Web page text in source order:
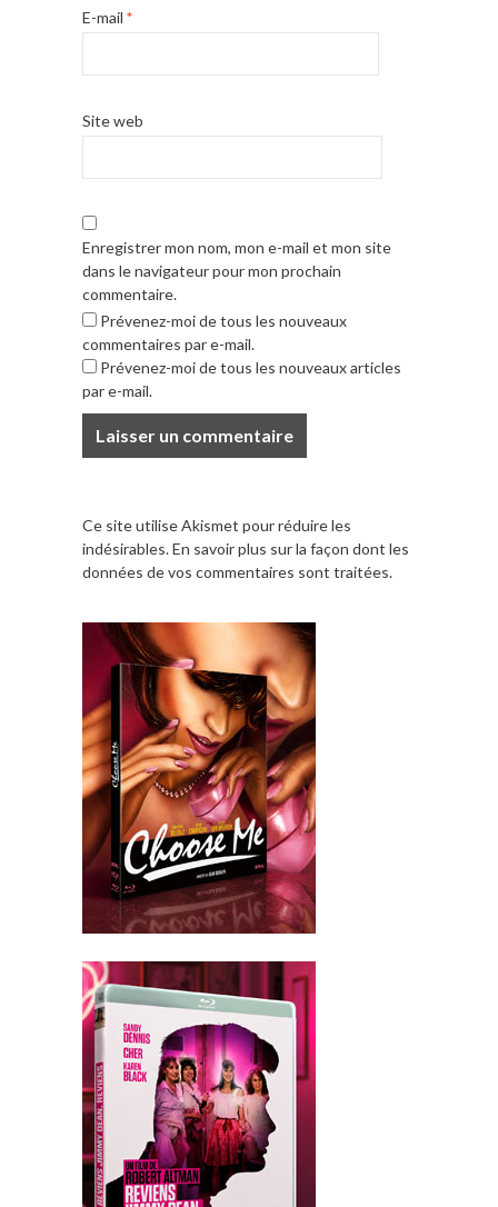
E-mail *
Site web
Enregistrer mon nom, mon e-mail et mon site
dans le navigateur pour mon prochain
commentaire.
Prévenez-moi de tous les nouveaux
commentaires par e-mail.
Prévenez-moi de tous les nouveaux articles
par e-mail.
Ce site utilise Akismet pour réduire les
indésirables.En savoir plus sur la façon dont les
données de vos commentaires sont traitées.